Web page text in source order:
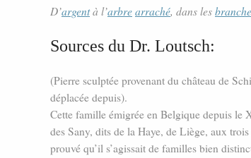
D’argentà l’arbrearraché, dans les
Sources du Dr. Loutsch:
(Pierre sculptée provenant du château de
déplacée depuis).
Cette famille émigrée en Belgique depuis le
des Sany, dits de la Haye, de Liège, aux trois
prouvé qu’il s’agissait de familles bien